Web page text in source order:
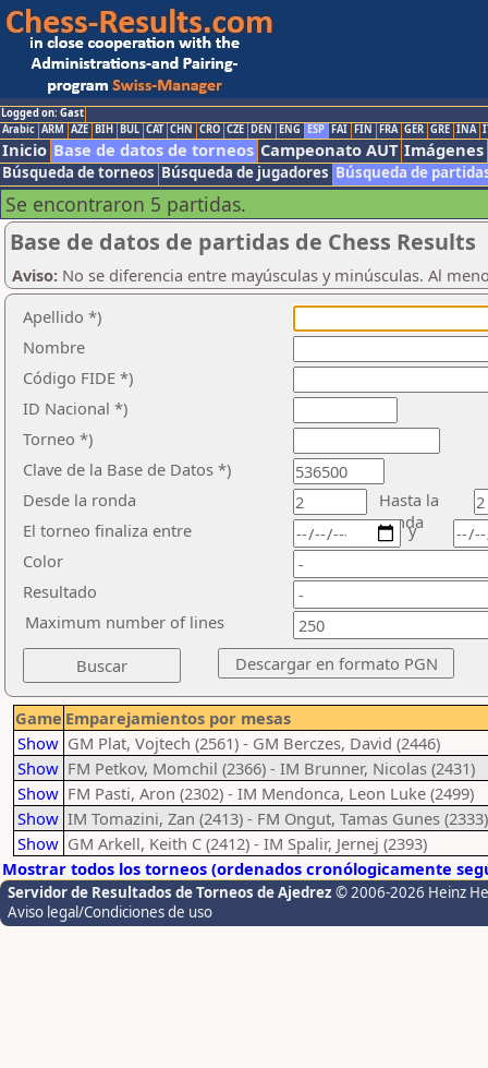
Logged on: Gast
Arabic ARM AZE BIH BUL CAT CHN CRO CZE DEN ENG ESP FAI FIN FRA GER GRE INA
Inicio Base de datos de torneos Campeonato AUT Imágenes
Búsqueda de torneos Búsqueda de jugadores Búsqueda de
Se encontraron 5 partidas.
Base de datos de partidas de Chess Results
Aviso: No se diferencia entre mayúsculas y minúsculas. Al
Apellido *)
Nombre
Código FIDE *)
ID Nacional *)
Torneo *)
Clave de la Base de Datos *)
Desde la ronda
Hasta la
ronda
El torneo finaliza entre
Color
Resultado
y
Maximum number of lines
Game Emparejamientos por mesas
Show GM Plat, Vojtech (2561) - GM Berczes, David (2446)
Show FM Petkov, Momchil (2366) - IM Brunner, Nicolas (2431)
Show FM Pasti, Aron (2302) - IM Mendonca, Leon Luke (2499)
Show IM Tomazini, Zan (2413) - FM Ongut, Tamas Gunes (2333)
Show GM Arkell, Keith C (2412) - IM Spalir, Jernej (2393)
Mostrar todos los torneos (ordenados cronólogicamente
Servidor de Resultados de Torneos de Ajedrez © 2006-2026 Heinz
Aviso legal/Condiciones de uso